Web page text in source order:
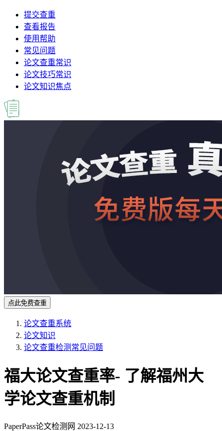
提交查重
查看报告
使用帮助
常见问题
论文查重常识
论文技巧常识
论文知识焦点
点此免费查重
论文查重系统
论文知识
论文查重检测常见问题
福大论文查重率- 了解福州大
学论文查重机制
PaperPass论文检测网 2023-12-13